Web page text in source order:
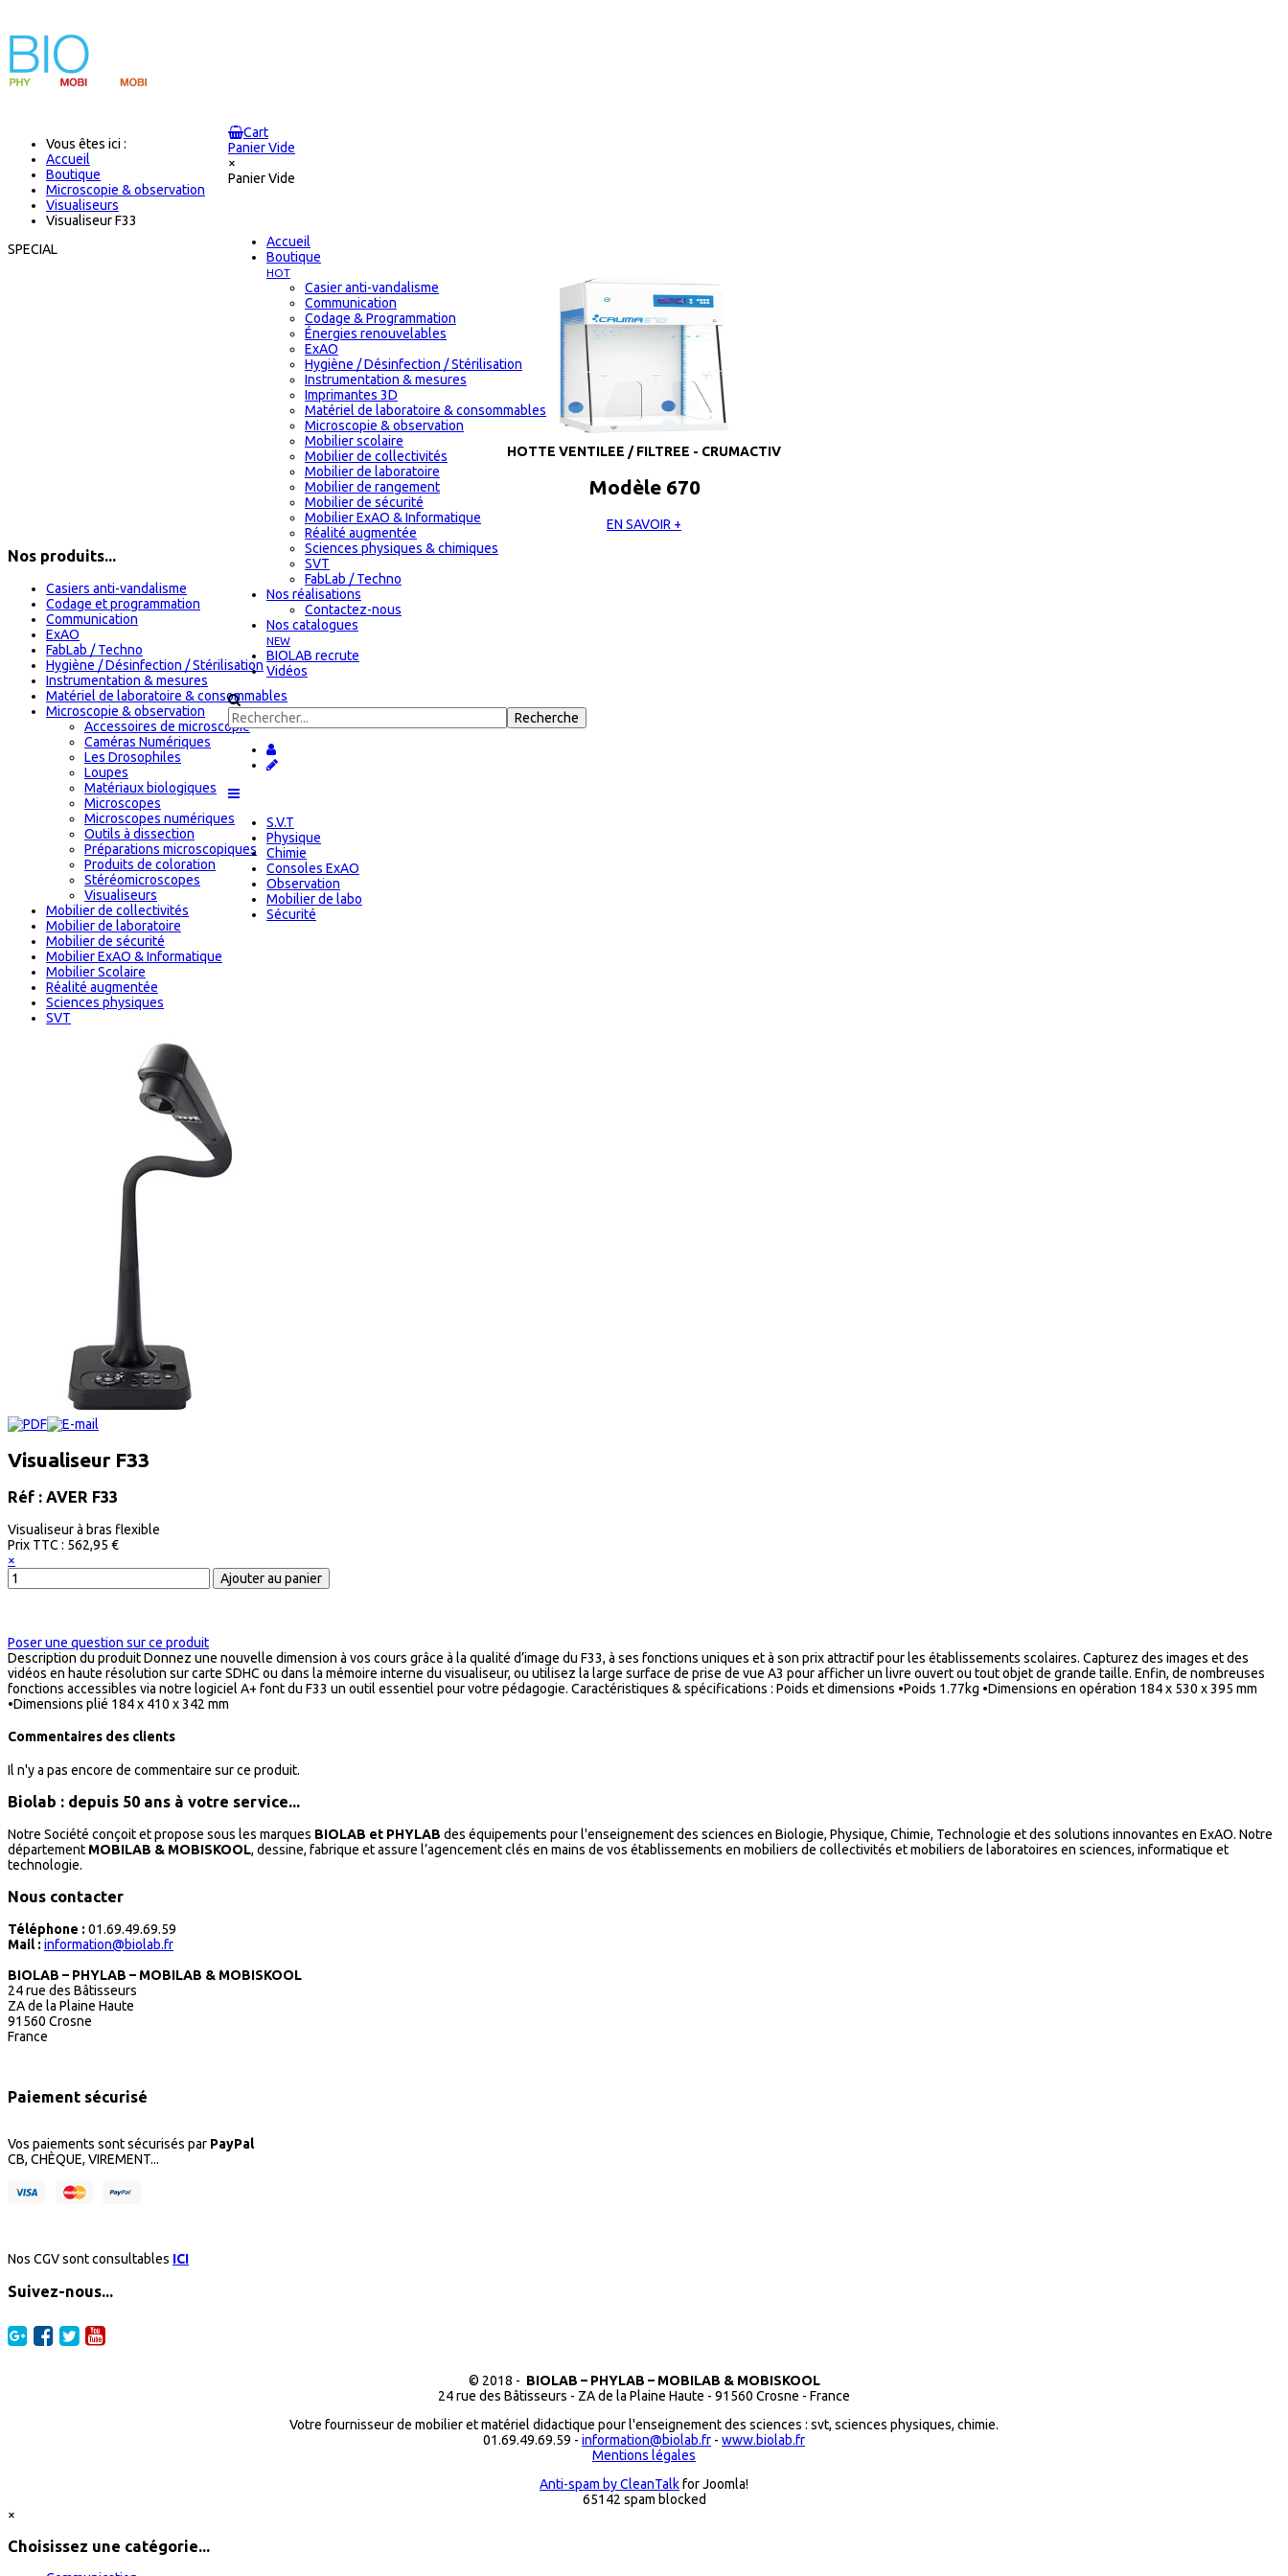
Cart
Panier Vide
×
Panier Vide
Accueil
Boutique
HOT
Casier anti-vandalisme
Communication
Codage & Programmation
Énergies renouvelables
ExAO
Hygiène / Désinfection / Stérilisation
Instrumentation & mesures
Imprimantes 3D
Matériel de laboratoire & consommables
Microscopie & observation
Mobilier scolaire
Mobilier de collectivités
Mobilier de laboratoire
Mobilier de rangement
Mobilier de sécurité
Mobilier ExAO & Informatique
Réalité augmentée
Sciences physiques & chimiques
SVT
FabLab / Techno
Nos réalisations
Contactez-nous
Nos catalogues
NEW
BIOLAB recrute
Vidéos
S.V.T
Physique
Chimie
Consoles ExAO
Observation
Mobilier de labo
Sécurité
Vous êtes ici :
Accueil
Boutique
Microscopie & observation
Visualiseurs
Visualiseur F33
SPECIAL
HOTTE VENTILEE / FILTREE - CRUMACTIV
Modèle 670
EN SAVOIR +
Nos produits...
Casiers anti-vandalisme
Codage et programmation
Communication
ExAO
FabLab / Techno
Hygiène / Désinfection / Stérilisation
Instrumentation & mesures
Matériel de laboratoire & consommables
Microscopie & observation
Accessoires de microscopie
Caméras Numériques
Les Drosophiles
Loupes
Matériaux biologiques
Microscopes
Microscopes numériques
Outils à dissection
Préparations microscopiques
Produits de coloration
Stéréomicroscopes
Visualiseurs
Mobilier de collectivités
Mobilier de laboratoire
Mobilier de sécurité
Mobilier ExAO & Informatique
Mobilier Scolaire
Réalité augmentée
Sciences physiques
SVT
Visualiseur F33
Réf : AVER F33
Visualiseur à bras flexible
Prix ​​TTC : 562,95 €
×
Poser une question sur ce produit
Description du produitDonnez une nouvelle dimension à vos cours grâce à la qualité d’image du F33, à ses fonctions uniques et à son prix attractif pour les établissements scolaires. Capturez des images et des
vidéos en haute résolution sur carte SDHC ou dans la mémoire interne du visualiseur, ou utilisez la large surface de prise de vue A3 pour afficher un livre ouvert ou tout objet de grande taille. Enfin, de nombreuses
fonctions accessibles via notre logiciel A+ font du F33 un outil essentiel pour votre pédagogie. Caractéristiques & spécifications : Poids et dimensions •Poids 1.77kg •Dimensions en opération 184 x 530 x 395 mm
•Dimensions plié 184 x 410 x 342 mm
Commentaires des clients
Il n'y a pas encore de commentaire sur ce produit.
Biolab : depuis 50 ans à votre service...
Notre Société conçoit et propose sous les marques BIOLAB et PHYLAB des équipements pour l'enseignement des sciences en Biologie, Physique, Chimie, Technologie et des solutions innovantes en ExAO. Notre
département MOBILAB & MOBISKOOL, dessine, fabrique et assure l’agencement clés en mains de vos établissements en mobiliers de collectivités et mobiliers de laboratoires en sciences, informatique et
technologie.
Nous contacter
Téléphone : 01.69.49.69.59
Mail : information@biolab.fr
BIOLAB – PHYLAB – MOBILAB & MOBISKOOL
24 rue des Bâtisseurs
ZA de la Plaine Haute
91560 Crosne
France
Paiement sécurisé
Vos paiements sont sécurisés par PayPal
CB, CHÈQUE, VIREMENT...
Nos CGV sont consultables ICI
Suivez-nous...
© 2018 - BIOLAB – PHYLAB – MOBILAB & MOBISKOOL
24 rue des Bâtisseurs - ZA de la Plaine Haute - 91560 Crosne - France
Votre fournisseur de mobilier et matériel didactique pour l'enseignement des sciences : svt, sciences physiques, chimie.
01.69.49.69.59 - information@biolab.fr - www.biolab.fr
Mentions légales
Anti-spam by CleanTalkfor Joomla!
65142 spam blocked
×
Choisissez une catégorie...